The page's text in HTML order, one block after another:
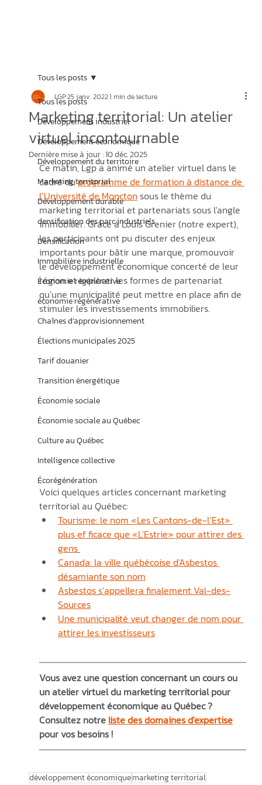
Tous les posts
Développement industriel
Développement économique
Développement du territoire
Marketing territorial
Développement durable
densification des parc industriels
Densification
Immobilière industrielle
Économie régénérative
économie régénérative
Chaînes d’approvisionnement
Élections municipales 2025
Tarif douanier
Transition énergétique
Économie sociale
Économie sociale au Québec
Culture au Québec
Intelligence collective
Écorégénération
Tous les posts
Marketing territorial: Un atelier
virtuel incontournable
LGP25 janv. 20221 min de lecture
Dernière mise à jour :10 déc. 2025
Ce matin, Lgp a animé un atelier virtuel dans le
cadre du programme de formation à distance de
l’Université de Moncton sous le thème du
marketing territorial et partenariats sous l'angle
immobilier. Grâce à Louis Grenier (notre expert),
les participants ont pu discuter des enjeux
importants pour bâtir une marque, promouvoir
le développement économique concerté de leur
région et explorer les formes de partenariat
qu’une municipalité peut mettre en place afin de
stimuler les investissements immobiliers.
Voici quelques articles concernant marketing
territorial au Québec:
Tourisme: le nom «Les Cantons-de-l’Est»
plus ef ficace que «L'Estrie» pour attirer des
gens
Canada: la ville québécoise d'Asbestos
désamiante son nom
Asbestos s’appellera finalement Val-des-
Sources
Une municipalité veut changer de nom pour
attirer les investisseurs
Vous avez une question concernant un cours ou
un atelier virtuel du marketing territorial pour
développement économique au Québec ?
Consultez notre liste des domaines d'expertise
pour vos besoins !
développement économiquemarketing territorial